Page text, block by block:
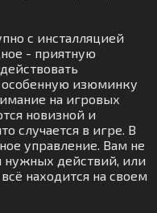
с инсталляцией
- приятную
особенную изюминку
на игровых
новизной и
случается в игре. В
управление. Вам не
нужных действий, или
находится на своем